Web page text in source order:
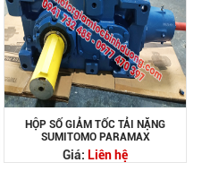
HỘP SỐ GIẢM TỐC TẢI NẶNG
SUMITOMO PARAMAX
Giá: Liên hệ